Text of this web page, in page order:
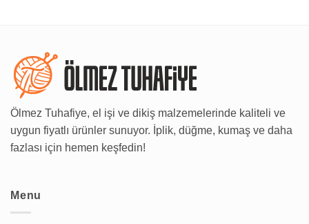
Ölmez Tuhafiye, el işi ve dikiş malzemelerinde kaliteli ve
uygun fiyatlı ürünler sunuyor. İplik, düğme, kumaş ve daha
fazlası için hemen keşfedin!
Menu